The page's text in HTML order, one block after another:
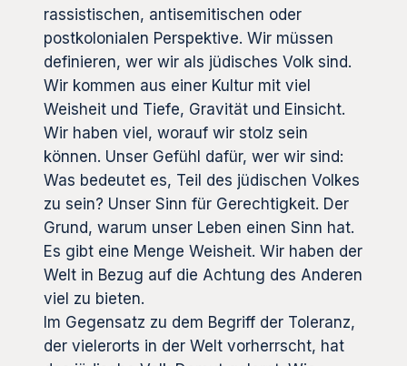
rassistischen, antisemitischen oder
postkolonialen Perspektive. Wir müssen
definieren, wer wir als jüdisches Volk sind.
Wir kommen aus einer Kultur mit viel
Weisheit und Tiefe, Gravität und Einsicht.
Wir haben viel, worauf wir stolz sein
können. Unser Gefühl dafür, wer wir sind:
Was bedeutet es, Teil des jüdischen Volkes
zu sein? Unser Sinn für Gerechtigkeit. Der
Grund, warum unser Leben einen Sinn hat.
Es gibt eine Menge Weisheit. Wir haben der
Welt in Bezug auf die Achtung des Anderen
viel zu bieten.
Im Gegensatz zu dem Begriff der Toleranz,
der vielerorts in der Welt vorherrscht, hat